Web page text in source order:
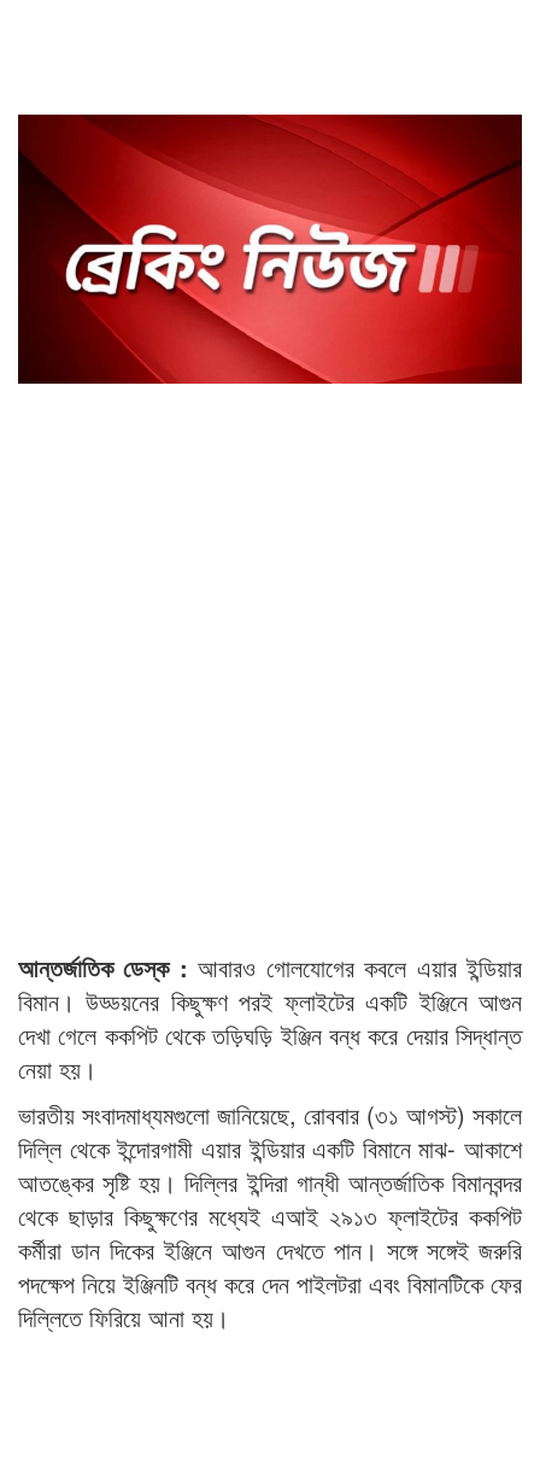
আন্তর্জাতিক ডেস্ক :আবারও গোলযোগের কবলে এয়ার ইন্ডিয়ার
বিমান। উড্ডয়নের কিছুক্ষণ পরই ফ্লাইটের একটি ইঞ্জিনে আগুন
দেখা গেলে ককপিট থেকে তড়িঘড়ি ইঞ্জিন বন্ধ করে দেয়ার সিদ্ধান্ত
নেয়া হয়।
ভারতীয় সংবাদমাধ্যমগুলো জানিয়েছে, রোববার (৩১ আগস্ট) সকালে
দিল্লি থেকে ইন্দোরগামী এয়ার ইন্ডিয়ার একটি বিমানে মাঝ- আকাশে
আতঙ্কের সৃষ্টি হয়। দিল্লির ইন্দিরা গান্ধী আন্তর্জাতিক বিমানবন্দর
থেকে ছাড়ার কিছুক্ষণের মধ্যেই এআই ২৯১৩ ফ্লাইটের ককপিট
কর্মীরা ডান দিকের ইঞ্জিনে আগুন দেখতে পান। সঙ্গে সঙ্গেই জরুরি
পদক্ষেপ নিয়ে ইঞ্জিনটি বন্ধ করে দেন পাইলটরা এবং বিমানটিকে ফের
দিল্লিতে ফিরিয়ে আনা হয়।